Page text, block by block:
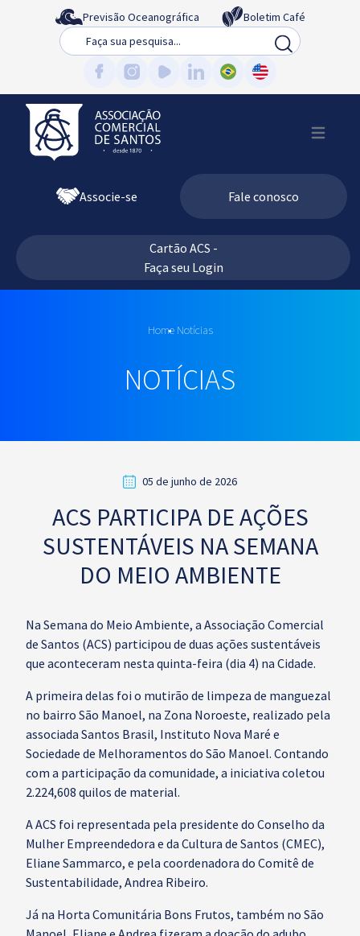
Previsão Oceanográfica
Boletim Café
Busca
Associe-se Fale conosco
Cartão ACS -
Faça seu Login
Home Notícias
NOTÍCIAS
05 de junho de 2026
ACS PARTICIPA DE AÇÕES
SUSTENTÁVEIS NA SEMANA
DO MEIO AMBIENTE
Na Semana do Meio Ambiente, a Associação Comercial
de Santos (ACS) participou de duas ações sustentáveis
que aconteceram nesta quinta-feira (dia 4) na Cidade.
A primeira delas foi o mutirão de limpeza de manguezal
no bairro São Manoel, na Zona Noroeste, realizado pela
associada Santos Brasil, Instituto Nova Maré e
Sociedade de Melhoramentos do São Manoel. Contando
com a participação da comunidade, a iniciativa coletou
2.224,608 quilos de material.
A ACS foi representada pela presidente do Conselho da
Mulher Empreendedora e da Cultura de Santos (CMEC),
Eliane Sammarco, e pela coordenadora do Comitê de
Sustentabilidade, Andrea Ribeiro.
Já na Horta Comunitária Bons Frutos, também no São